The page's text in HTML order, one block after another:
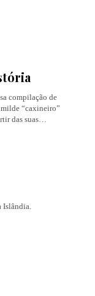
compilação de
“caxineiro”
das suas…
Islândia.